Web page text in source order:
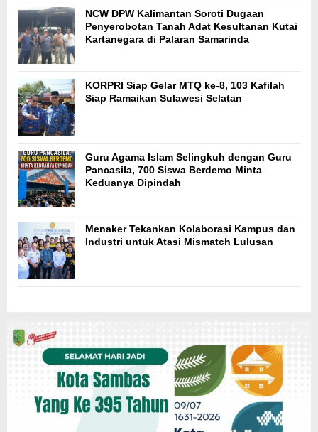
NCW DPW Kalimantan Soroti Dugaan
Penyerobotan Tanah Adat Kesultanan Kutai
Kartanegara di Palaran Samarinda
KORPRI Siap Gelar MTQ ke-8, 103 Kafilah
Siap Ramaikan Sulawesi Selatan
Guru Agama Islam Selingkuh dengan Guru
Pancasila, 700 Siswa Berdemo Minta
Keduanya Dipindah
Menaker Tekankan Kolaborasi Kampus dan
Industri untuk Atasi Mismatch Lulusan